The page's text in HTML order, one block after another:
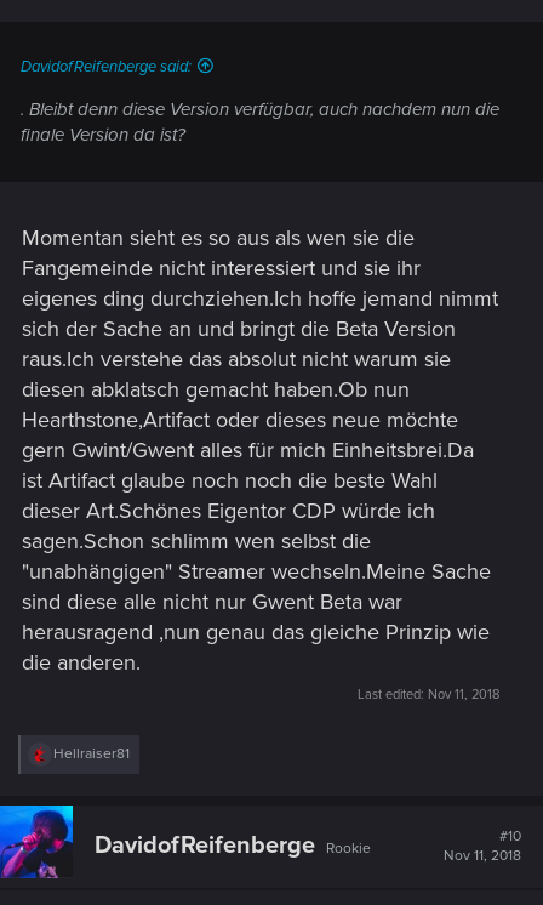
DavidofReifenberge said:
. Bleibt denn diese Version verfügbar, auch nachdem nun die
finale Version da ist?
Momentan sieht es so aus als wen sie die
Fangemeinde nicht interessiert und sie ihr
eigenes ding durchziehen.Ich hoffe jemand nimmt
sich der Sache an und bringt die Beta Version
raus.Ich verstehe das absolut nicht warum sie
diesen abklatsch gemacht haben.Ob nun
Hearthstone,Artifact oder dieses neue möchte
gern Gwint/Gwent alles für mich Einheitsbrei.Da
ist Artifact glaube noch noch die beste Wahl
dieser Art.Schönes Eigentor CDP würde ich
sagen.Schon schlimm wen selbst die
"unabhängigen" Streamer wechseln.Meine Sache
sind diese alle nicht nur Gwent Beta war
herausragend ,nun genau das gleiche Prinzip wie
die anderen.
Last edited: Nov 11, 2018
R
c
t
i
o
Hellraiser81
DavidofReifenberge Rookie
#10
Nov 11, 2018